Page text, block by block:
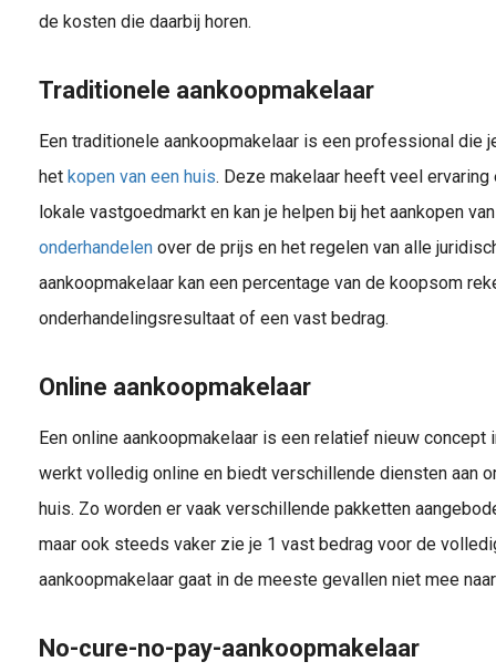
de kosten die daarbij horen.
Traditionele aankoopmakelaar
Een traditionele aankoopmakelaar is een professional die
het kopen van een huis. Deze makelaar heeft veel
lokale vastgoedmarkt en kan je helpen bij het aankopen
onderhandelen over de prijs en het regelen van alle
aankoopmakelaar kan een percentage van de koopsom
onderhandelingsresultaat of een vast bedrag.
Online aankoopmakelaar
Een online aankoopmakelaar is een relatief nieuw
werkt volledig online en biedt verschillende diensten aan
huis. Zo worden er vaak verschillende pakketten
maar ook steeds vaker zie je 1 vast bedrag voor de
aankoopmakelaar gaat in de meeste gevallen niet mee
No-cure-no-pay-aankoopmakelaar